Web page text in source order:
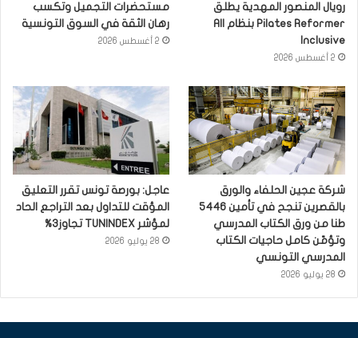
رويال المنصور المهدية يطلق
Pilates Reformer بنظام All
Inclusive
2 أغسطس 2026
مستحضرات التجميل وتكسب
رهان الثقة في السوق التونسية
2 أغسطس 2026
شركة عجين الحلفاء والورق
بالقصرين تنجح في تأمين 5446
طنا من ورق الكتاب المدرسي
وتؤمّن كامل حاجيات الكتاب
المدرسي التونسي
28 يوليو 2026
عاجل: بورصة تونس تقرر التعليق
المؤقت للتداول بعد التراجع الحاد
لمؤشر TUNINDEX تجاوز3%
28 يوليو 2026